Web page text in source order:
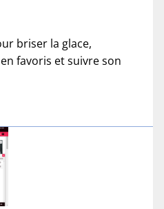
briser la glace,
favoris et suivre son